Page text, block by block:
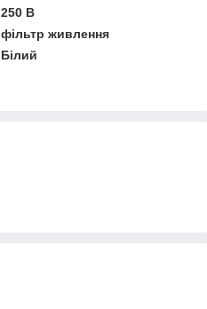
250 В
фільтр живлення
Білий